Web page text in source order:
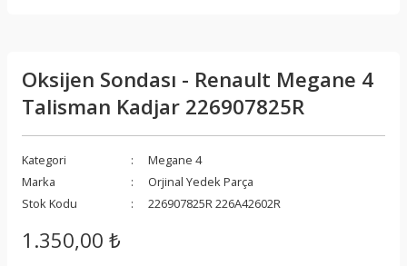
Oksijen Sondası - Renault Megane 4
Talisman Kadjar 226907825R
Kategori
Megane 4
Marka
Orjinal Yedek Parça
Stok Kodu
226907825R 226A42602R
1.350,00 ₺